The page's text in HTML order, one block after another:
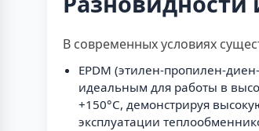
В современных условиях
EPDM (этилен-пропилен-
идеальным для работы в
+150°C, демонстрируя
эксплуатации